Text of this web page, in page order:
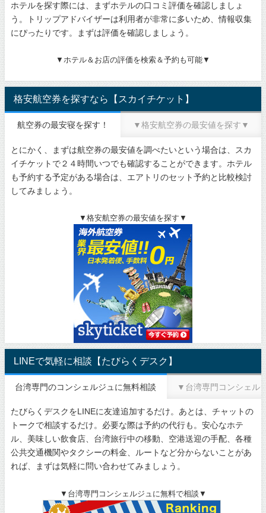
ホテルを探す際には、まずホテルの口コミ評価を確認しましょ
う。トリップアドバイザーは利用者が非常に多いため、情報収集
にぴったりです。まずは評価を確認しましょう。
▼ホテル＆お店の評価を検索＆予約も可能▼
格安航空券を探すなら【スカイチケット】
航空券の最安寝を探す！ ▼格安航空券の最安値を探す▼
とにかく、まずは航空券の最安値を調べたいという場合は、スカ
イチケットで２４時間いつでも確認することができます。ホテル
も予約する予定がある場合は、エアトリのセット予約と比較検討
してみましょう。
▼格安航空券の最安値を探す▼
LINEで気軽に相談【たびらくデスク】
台湾専門のコンシェルジュに無料相談 ▼台湾専門コンシェル
たびらくデスクをLINEに友達追加するだけ。あとは、チャットの
トークで相談するだけ。必要な際は予約の代行も。安心なホテ
ル、美味しい飲食店、台湾旅行中の移動、空港送迎の手配、各種
公共交通機関やタクシーの料金、ルートなど分からないことがあ
れば、まずは気軽に問い合わせてみましょう。
▼台湾専門コンシェルジュに無料で相談▼